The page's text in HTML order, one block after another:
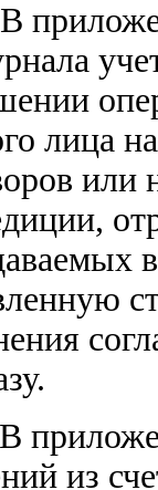
лица
или
из